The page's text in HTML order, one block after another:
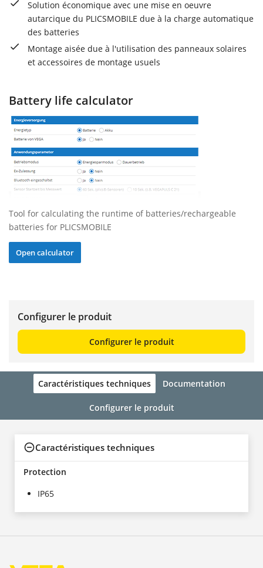
Solution économique avec une mise en oeuvre
autarcique du PLICSMOBILE due à la charge automatique
des batteries
Montage aisée due à l'utilisation des panneaux solaires
et accessoires de montage usuels
Battery life calculator
Tool for calculating the runtime of batteries/rechargeable
batteries for PLICSMOBILE
Open calculator
Configurer le produit
Configurer le produit
Caractéristiques techniques Documentation
Configurer le produit
Caractéristiques techniques
Protection
IP65